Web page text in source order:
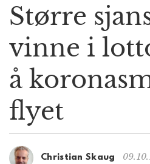
Større
vinne i
å
flyet
Christian Skaug